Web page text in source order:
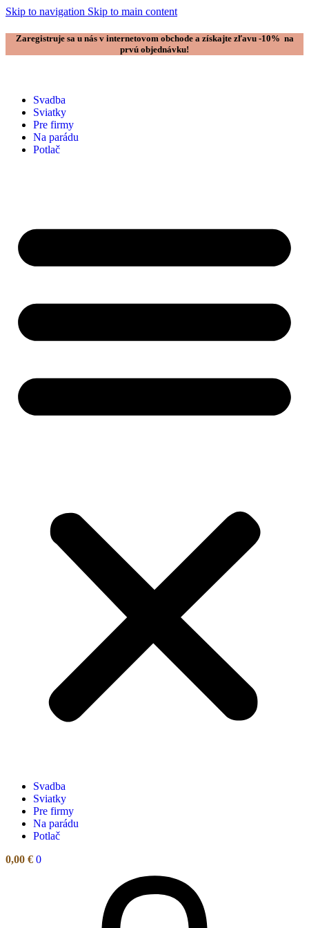
Skip to navigation Skip to main content
Zaregistruje sa u nás v internetovom obchode a získajte zľavu -10% na
prvú objednávku!
Svadba
Sviatky
Pre firmy
Na parádu
Potlač
Svadba
Sviatky
Pre firmy
Na parádu
Potlač
0,00 € 0